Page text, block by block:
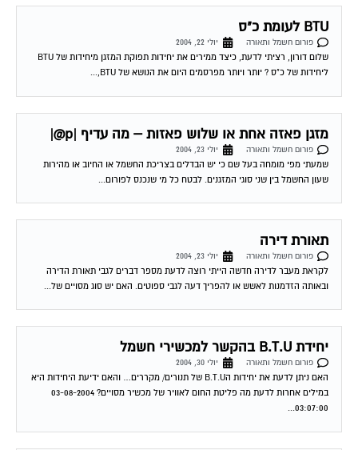
BTU לעומת כ"ס
פורום חשמל ותאורה
ליחידות של כ"ס ? יותר ויותר מפרסמים היום את הנושא של BTU,...
מזגן פאזה אחת או שלוש פאזות – מה עדיף |p@|
פורום חשמל ותאורה
יולי 23, 2004
שמעתי מפי מומחה בעל שם כי יש הבדלים בצריכת החשמל או החיוב או מהירות
שעון החשמל בין שני סוגי המזגנים. לבטח כל מי שנכנס לפורום...
תאורת דירה
פורום חשמל ותאורה
לקראת מעבר לדירה חדשה הייתי רוצה לדעת מספר דברים לגבי תאורת הדירה
ובאותה הזדמנות לאשש או להפריך דעה לגבי ספוטים. האם יש סוג מסויים של...
יחידת B.T.U בהקשר למכשירי חשמל
פורום חשמל ותאורה
יולי 30, 2004
האם ניתן לדעת את יחידות הB.T.U של תנורים/ מקררים… והאם ידיעת היחידות היא
במילים אחרות לדעת מה פליטת החום לאוויר של מכשיר מסויים? 03-08-2004
03:07:00...